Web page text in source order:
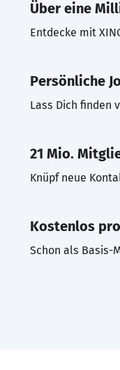
Über eine
Entdecke mit
Persönliche
Lass Dich finden
21 Mio.
Knüpf neue
Kostenlos
Schon als Basis-